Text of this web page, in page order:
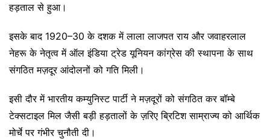
हड़ताल से हुआ।
इसके बाद 1920–30 के दशक में लाला लाजपत राय और जवाहरलाल
नेहरू के नेतृत्व में ऑल इंडिया ट्रेड यूनियन कांग्रेस की स्थापना के साथ
संगठित मज़दूर आंदोलनों को गति मिली।
इसी दौर में भारतीय कम्युनिस्ट पार्टी ने मज़दूरों को संगठित कर बॉम्बे
टेक्सटाइल मिल जैसी बड़ी हड़तालों के ज़रिए ब्रिटिश साम्राज्य को आर्थिक
मोर्चे पर गंभीर चुनौती दी।